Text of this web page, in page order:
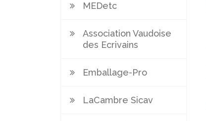
MEDetc
Association Vaudoise
des Ecrivains
Emballage-Pro
LaCambre Sicav